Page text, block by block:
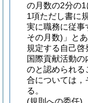
の月数の2分の
1項ただし書に
実に職務に従事
その月数) 」と
規定する自己啓
国際貢献活動の
のと認められる
合については，
る。